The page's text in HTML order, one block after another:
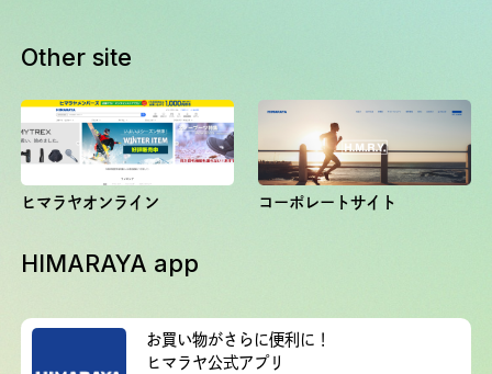
Other site
ヒマラヤオンライン コーポレートサイト
HIMARAYA app
お買い物がさらに便利に！
ヒマラヤ公式アプリ